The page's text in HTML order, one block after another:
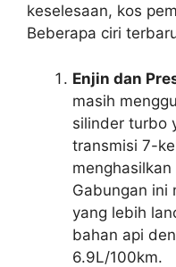
keselesaan, kos
Beberapa ciri
Enjin dan
masih
silinder turbo
transmisi 7-
Gabungan ini
yang lebih
bahan api
6.9L/100km.